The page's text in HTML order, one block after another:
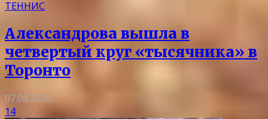
ТЕННИС
Александрова вышла в
четвертый круг «тысячника» в
Торонто
07.08.2026
14